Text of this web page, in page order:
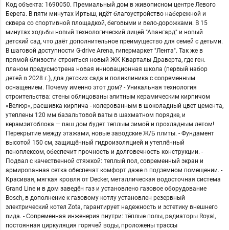
Код объекта: 1690050. Премиальный дом в живописном центре Левого
Берега. В пяти минутах Иртыш, идёт благоустройство набережной и
сквера со спортивной площадкой, беговыми и вело-дорожками. В 15
минутах ходьбы новый технологический лицей "Авангард" и новый
детский сад, что даёт дополнительное преимущество для семей с детьми.
В шаговой доступности G-drive Arena, гипермаркет "Лента". Так же в
прямой близости строиться новый ЖК Кварталы Драверта, где ген.
планом предусмотрена новая инновационная школа (первый набор
детей в 2028 г.), два детских сада и поликлиника с современным
оснащением. Почему именно этот дом? - Уникальная технология
строительства: стены облицованы элитным керамическим кирпичом
«Велюр», расшивка кирпича - колерованным в шоколадный цвет цемента,
утеплены 120 мм базальтовой ваты в шахматном порядке, и
керамзитоблока — ваш дом будет теплым зимой и прохладным летом!
Перекрытие между этажами, новые заводские Ж/Б плиты. - Фундамент
высотой 150 см, защищённый гидроизоляцией и утеплённый
пеноплексом, обеспечит прочность и долговечность конструкции. -
Подвал с качественной стяжкой: теплый пол, современный экран и
армированная сетка обеспечат комфорт даже в подземном помещении. -
Красивая, мягкая кровля от Decker, металлическая водосточная система
Grand Line и в дом заведён газ и установлено газовое оборудование
Bosch, в дополнение к газовому котлу установлен резервный
электрический котел Zota, гарантирует надежность и эстетику внешнего
вида. - Современная инженерия внутри: тёплые полы, радиаторы Royal,
постоянная циркуляция горячей воды, проложены трассы